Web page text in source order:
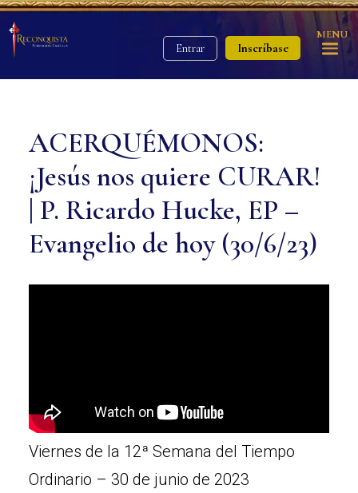
Entrar Inscríbase
MENU
ACERQUÉMONOS:
¡Jesús nos quiere CURAR!
| P. Ricardo Hucke, EP –
Evangelio de hoy (30/6/23)
Viernes de la 12ª Semana del Tiempo
Ordinario – 30 de junio de 2023